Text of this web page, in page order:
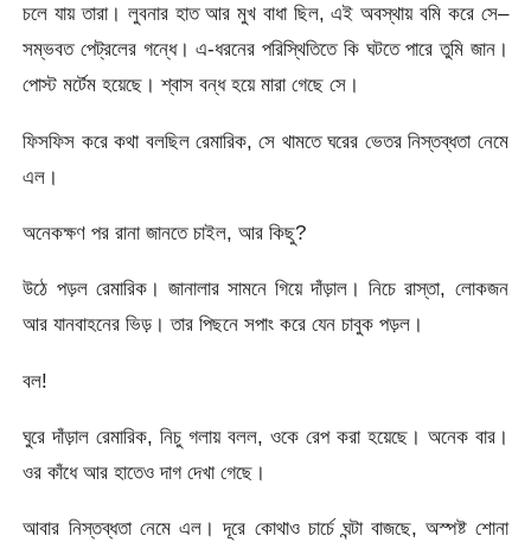
চলে যায় তারা। লুবনার হাত আর মুখ বাধা ছিল, এই অবস্থায় বমি করে সে–
সম্ভবত পেট্রলের গন্ধে। এ-ধরনের পরিস্থিতিতে কি ঘটতে পারে তুমি জান।
পোস্ট মর্টেম হয়েছে। শ্বাস বন্ধ হয়ে মারা গেছে সে।
ফিসফিস করে কথা বলছিল রেমারিক, সে থামতে ঘরের ভেতর নিস্তব্ধতা নেমে
এল।
অনেকক্ষণ পর রানা জানতে চাইল, আর কিছু?
উঠে পড়ল রেমারিক। জানালার সামনে গিয়ে দাঁড়াল। নিচে রাস্তা, লোকজন
আর যানবাহনের ভিড়। তার পিছনে সপাং করে যেন চাবুক পড়ল।
বল!
ঘুরে দাঁড়াল রেমারিক, নিচু গলায় বলল, ওকে রেপ করা হয়েছে। অনেক বার।
ওর কাঁধে আর হাতেও দাগ দেখা গেছে।
আবার নিস্তব্ধতা নেমে এল। দূরে কোথাও চার্চে ঘন্টা বাজছে, অস্পষ্ট শোনা